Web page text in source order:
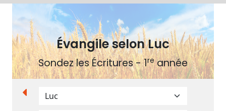
Évangile selon Luc
Sondez les Écritures - 1reannée
supports
Exemplaire
papier
Nous